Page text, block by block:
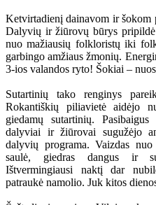
Ketvirtadienį dainavom ir
Dalyvių ir žiūrovų būrys
nuo mažiausių folkloristų iki
garbingo amžiaus žmonių.
3-ios valandos ryto! Šokiai –
Sutartinių tako renginys
Rokantiškių piliavietė aidėjo
giedamų sutartinių.
dalyviai ir žiūrovai sugužėjo
dalyvių programa. Vaizdas
saulė, giedras dangus ir
Ištvermingiausi naktį dar
patraukė namolio. Juk kitos